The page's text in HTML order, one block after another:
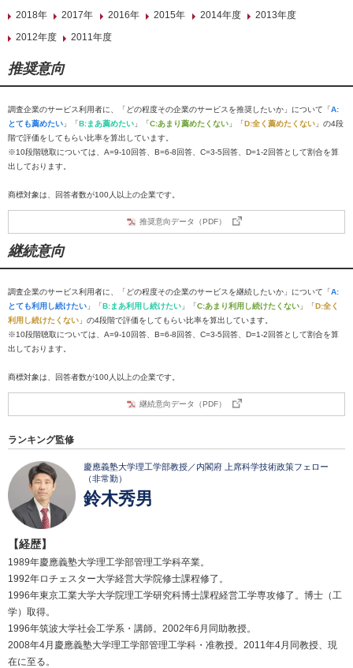
2018年
2017年 2016年 2015年 2014年度
2013年度
2012年度
2011年度
推奨意向
調査企業のサービス利用者に、「どの程度その企業のサービスを推奨したいか」について「A:
とても薦めたい 」「B:まあ薦めたい 」「C:あまり薦めたくない 」「D:全く薦めたくない 」の4段
階で評価をしてもらい比率を算出しています。
※10段階聴取については、A=9-10回答、B=6-8回答、C=3-5回答、D=1-2回答として割合を算
出しております。
商標対象は、回答者数が100人以上の企業です。
推奨意向データ（PDF）
継続意向
調査企業のサービス利用者に、「どの程度その企業のサービスを継続したいか」について「A:
とても利用し続けたい 」「B:まあ利用し続けたい 」「C:あまり利用し続けたくない 」「D:全く
利用し続けたくない 」の4段階で評価をしてもらい比率を算出しています。
※10段階聴取については、A=9-10回答、B=6-8回答、C=3-5回答、D=1-2回答として割合を算
出しております。
商標対象は、回答者数が100人以上の企業です。
継続意向データ（PDF）
ランキング監修
慶應義塾大学理工学部教授／内閣府 上席科学技術政策フェロー
（非常勤）
鈴木秀男
【経歴】
1989年慶應義塾大学理工学部管理工学科卒業。
1992年ロチェスター大学経営大学院修士課程修了。
1996年東京工業大学大学院理工学研究科博士課程経営工学専攻修了。博士（工
学）取得。
1996年筑波大学社会工学系・講師。2002年6月同助教授。
2008年4月慶應義塾大学理工学部管理工学科・准教授。2011年4月同教授、現
在に至る。